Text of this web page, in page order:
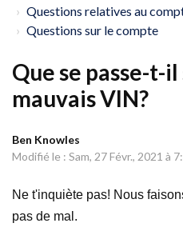
Questions relatives au
Questions sur le compte
Que se passe-t-
mauvais VIN?
Ben Knowles
Modifié le : Sam, 27 Févr., 2021 à
Ne t'inquiète pas! Nous
pas de mal.